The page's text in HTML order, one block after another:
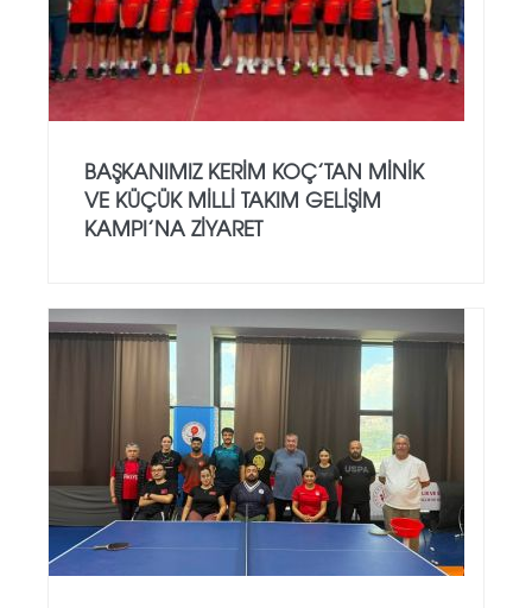
BAŞKANIMIZ KERIM KOÇ’TAN MINIK
VE KÜÇÜK MILLI TAKIM GELIŞIM
KAMPI’NA ZIYARET